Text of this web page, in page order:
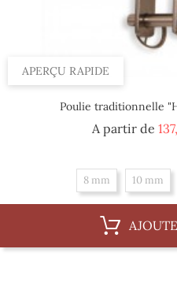
APERÇU RAPIDE
Poulie traditionnelle
A partir de
8 mm 10 mm